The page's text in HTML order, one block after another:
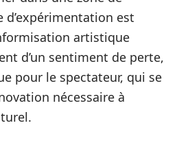
est
artistique
d’un sentiment de perte,
pour le spectateur, qui se
nécessaire à